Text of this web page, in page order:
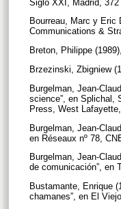
Siglo XXI, Madrid, 372
Bourreau, Marc y Eric
Communications &
Breton, Philippe
Brzezinski, Zbigniew
Burgelman, Jean-
science”, en Splichal,
Press, West
Burgelman, Jean-
en Réseaux nº 78,
Burgelman, Jean-
de comunicación”, en
Bustamante, Enrique
chamanes”, en El